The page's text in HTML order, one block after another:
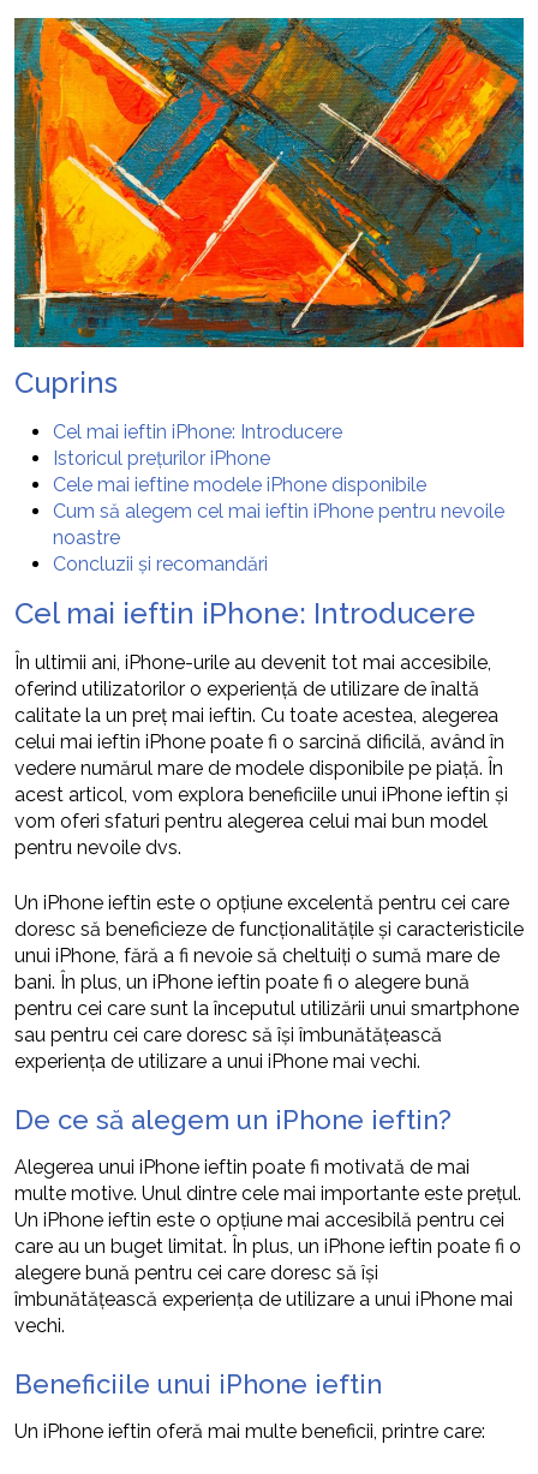
Cuprins
Cel mai ieftin iPhone: Introducere
Istoricul prețurilor iPhone
Cele mai ieftine modele iPhone disponibile
Cum să alegem cel mai ieftin iPhone pentru nevoile
noastre
Concluzii și recomandări
Cel mai ieftin iPhone: Introducere
În ultimii ani, iPhone-urile au devenit tot mai accesibile,
oferind utilizatorilor o experiență de utilizare de înaltă
calitate la un preț mai ieftin. Cu toate acestea, alegerea
celui mai ieftin iPhone poate fi o sarcină dificilă, având în
vedere numărul mare de modele disponibile pe piață. În
acest articol, vom explora beneficiile unui iPhone ieftin și
vom oferi sfaturi pentru alegerea celui mai bun model
pentru nevoile dvs.
Un iPhone ieftin este o opțiune excelentă pentru cei care
doresc să beneficieze de funcționalitățile și caracteristicile
unui iPhone, fără a fi nevoie să cheltuiți o sumă mare de
bani. În plus, un iPhone ieftin poate fi o alegere bună
pentru cei care sunt la începutul utilizării unui smartphone
sau pentru cei care doresc să își îmbunătățească
experiența de utilizare a unui iPhone mai vechi.
De ce să alegem un iPhone ieftin?
Alegerea unui iPhone ieftin poate fi motivată de mai
multe motive. Unul dintre cele mai importante este prețul.
Un iPhone ieftin este o opțiune mai accesibilă pentru cei
care au un buget limitat. În plus, un iPhone ieftin poate fi o
alegere bună pentru cei care doresc să își
îmbunătățească experiența de utilizare a unui iPhone mai
vechi.
Beneficiile unui iPhone ieftin
Un iPhone ieftin oferă mai multe beneficii, printre care: